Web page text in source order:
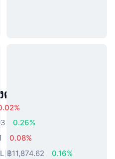
วามจริงยอดนิยม
0.26%
0.08%
฿11,874.62
0.16%